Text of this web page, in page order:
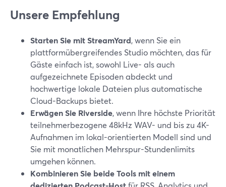
Unsere Empfehlung
Starten Sie mit StreamYard, wenn Sie ein
plattformübergreifendes Studio möchten, das für
Gäste einfach ist, sowohl Live- als auch
aufgezeichnete Episoden abdeckt und
hochwertige lokale Dateien plus automatische
Cloud-Backups bietet.
Erwägen Sie Riverside, wenn Ihre höchste Priorität
teilnehmerbezogene 48kHz WAV- und bis zu 4K-
Aufnahmen im lokal-orientierten Modell sind und
Sie mit monatlichen Mehrspur-Stundenlimits
umgehen können.
Kombinieren Sie beide Tools mit einem